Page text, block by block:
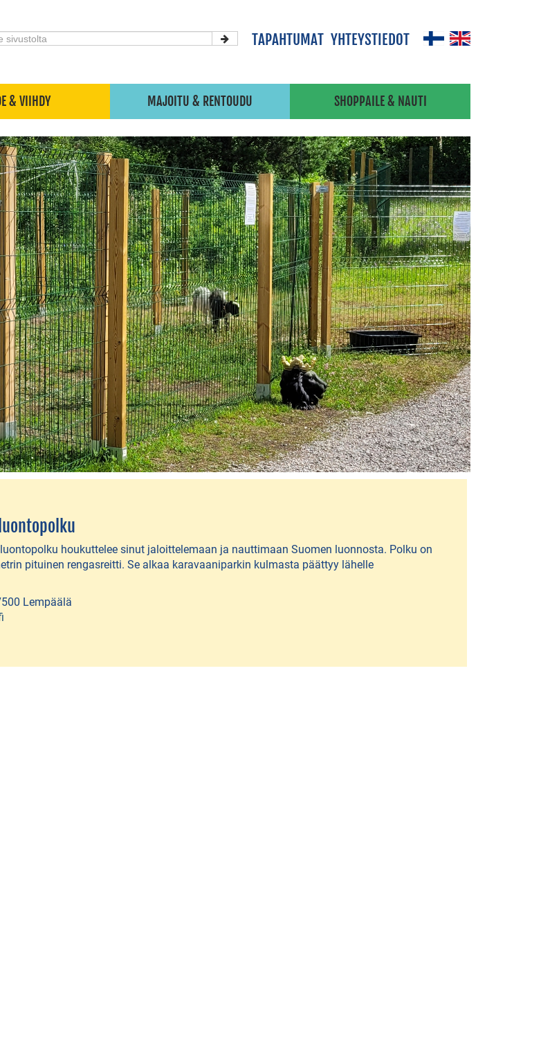
YHTEYSTIEDOT
TAPAHTUMAT
SHOPPAILE & NAUTI
MAJOITU & RENTOUDU
& VIIHDY
houkuttelee sinut jaloittelemaan ja nauttimaan Suomen luonnosta. Polku on
pituinen rengasreitti. Se alkaa karavaaniparkin kulmasta päättyy lähelle
Lempäälä